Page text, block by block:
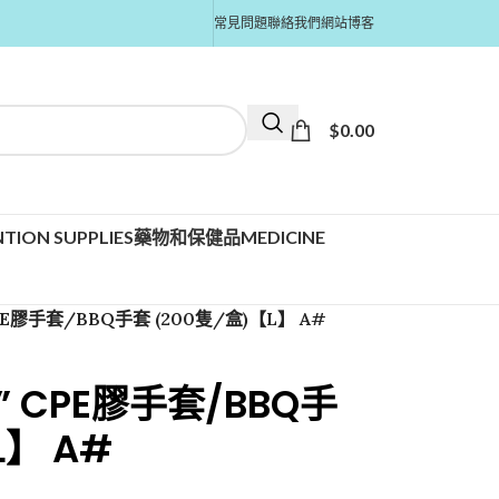
常見問題聯絡我們網站博客
$0.00
SUPPLIES藥物和保健品MEDICINE
手套/BBQ手套 (200隻/盒)【L】 A#
膠手套/BBQ手
A#